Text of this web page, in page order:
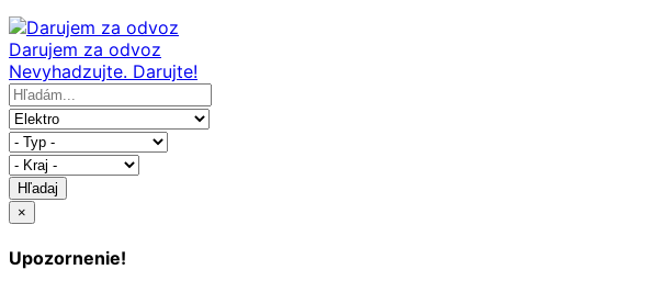
Darujem za odvoz
Nevyhadzujte. Darujte!
Hľadaj
×
Upozornenie!